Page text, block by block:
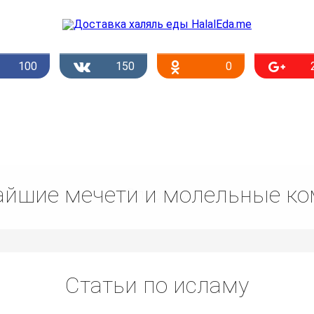
100 150 0
мечети и молельные
Списком
Статьи по исламу